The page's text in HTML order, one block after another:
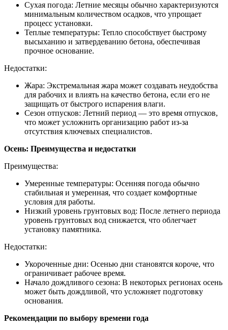
Сухая погода: Летние месяцы обычно характеризуются
минимальным количеством осадков, что упрощает
процесс установки.
Теплые температуры: Тепло способствует быстрому
высыханию и затвердеванию бетона, обеспечивая
прочное основание.
Недостатки:
Жара: Экстремальная жара может создавать неудобства
для рабочих и влиять на качество бетона, если его не
защищать от быстрого испарения влаги.
Сезон отпусков: Летний период — это время отпусков,
что может усложнить организацию работ из-за
отсутствия ключевых специалистов.
Осень: Преимущества и недостатки
Преимущества:
Умеренные температуры: Осенняя погода обычно
стабильная и умеренная, что создает комфортные
условия для работы.
Низкий уровень грунтовых вод: После летнего периода
уровень грунтовых вод снижается, что облегчает
установку памятника.
Недостатки:
Укороченные дни: Осенью дни становятся короче, что
ограничивает рабочее время.
Начало дождливого сезона: В некоторых регионах осень
может быть дождливой, что усложняет подготовку
основания.
Рекомендации по выбору времени года